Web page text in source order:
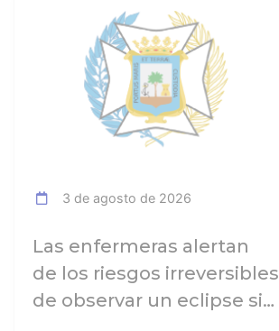
3 de agosto de 2026
Las enfermeras alertan
de los riesgos irreversibles
de observar un eclipse sin